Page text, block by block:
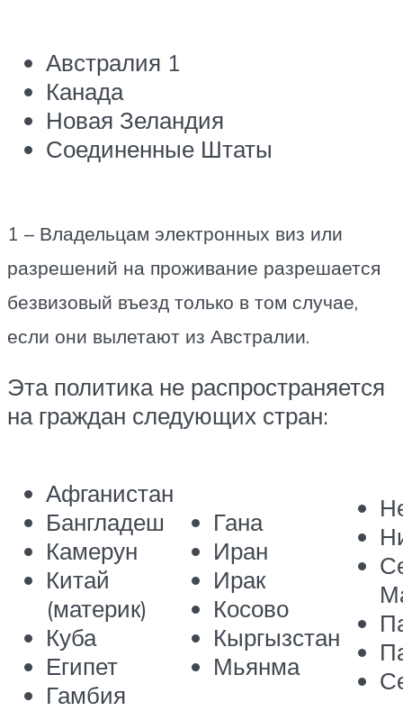
Австралия 1
Канада
Новая Зеландия
Соединенные Штаты
1 – Владельцам электронных виз или
разрешений на проживание разрешается
безвизовый въезд только в том случае,
если они вылетают из Австралии.
Эта политика не распространяется
на граждан следующих стран:
Афганистан
Бангладеш
Камерун
Китай
(материк)
Куба
Египет
Гамбия
Гана
Иран
Ирак
Косово
Кыргызстан
Мьянма